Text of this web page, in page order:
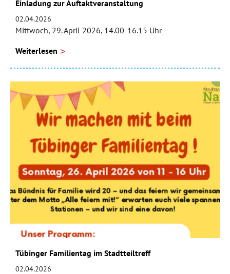
Einladung zur Auftaktveranstaltung
02.04.2026
Mittwoch, 29. April 2026, 14.00-16.15 Uhr
Weiterlesen
Tübinger Familientag im Stadtteiltreff
02.04.2026